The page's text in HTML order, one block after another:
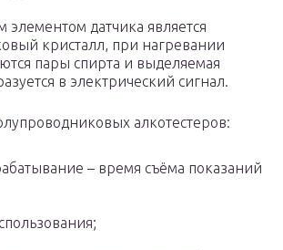
элементом датчика является
кристалл, при нагревании
пары спирта и выделяемая
в электрический сигнал.
алкотестеров:
– время съёма показаний